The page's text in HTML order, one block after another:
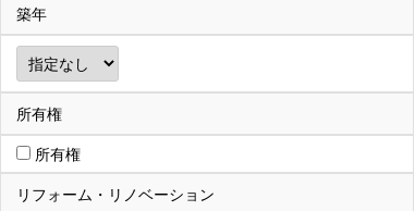
築年
所有権
所有権
リフォーム・リノベーション